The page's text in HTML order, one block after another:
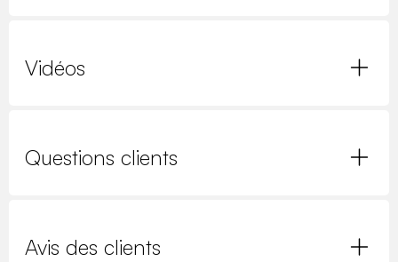
Vidéos
Questions clients
Avis des clients